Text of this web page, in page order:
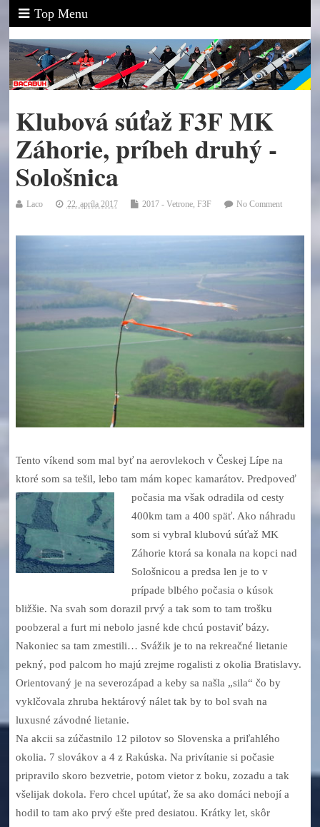
Top Menu
Klubová súťaž F3F MK
Záhorie, príbeh druhý -
Sološnica
Laco 22. apríla 2017 2017 - Vetrone, F3F No Comment
Tento víkend som mal byť na aerovlekoch v Českej Lípe na
ktoré som sa tešil, lebo tam mám kopec kamarátov. Predpoveď
počasia ma všakodradila od cesty
400km tam a 400 späť. Ako náhradu
som si vybral klubovú súťaž MK
Záhorie ktorá sa konala na kopci nad
Sološnicou a predsa len je to v
prípade blbého počasia o kúsok
bližšie. Na svah som dorazil prvý a tak som to tam trošku
poobzeral a furt mi nebolo jasné kde chcú postaviť bázy.
Nakoniec sa tam zmestili… Svážik je to na rekreačné lietanie
pekný, pod palcom ho majú zrejme rogalisti z okolia Bratislavy.
Orientovaný je na severozápad a keby sa našla „sila“ čo by
vyklčovala zhruba hektárový nálet tak by to bol svah na
luxusné závodné lietanie.
Na akcii sa zúčastnilo 12 pilotov so Slovenska a priľahlého
okolia. 7 slovákov a 4 z Rakúska. Na privítanie si počasie
pripravilo skoro bezvetrie, potom vietor z boku, zozadu a tak
všelijak dokola. Fero chcel upútať, že sa ako domáci nebojí a
hodil to tam ako prvý ešte pred desiatou. Krátky let, skôr